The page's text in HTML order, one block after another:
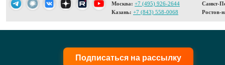
Москва: +7 (495) 926-2644
Казань: +7 (843) 558-0068
Санкт-
Ростов-
Подписаться на рассылку